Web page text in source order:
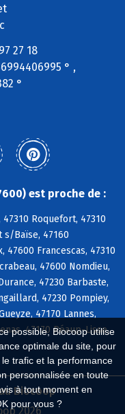
possible, Biocoop utilise
optimale du site, pour
trafic et la performance
personnalisée en toute
à tout moment en
pour vous ?
27 18
° ,
°
est proche de :
Roquefort, 47310
Baïse, 47160
47600 Francescas, 47310
47600 Nomdieu,
47230 Barbaste,
47230 Pompiey,
47170 Lannes,
47170 Réaup-Lisse,
Biocoop
2026